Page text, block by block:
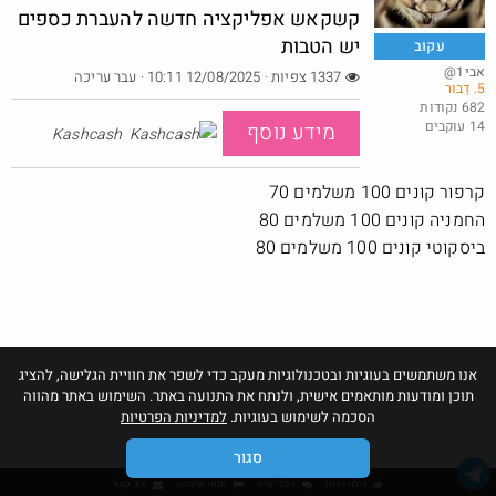
Shodan 5$ Lifetime למהירים
$5.0
@Ronen1n
·
אנו משתמשים בעוגיות ובטכנולוגיות מעקב כדי לשפר את חוויית הגלישה, להציג
תוכן ומודעות מותאמים אישית, ולנתח את התנועה באתר. השימוש באתר מהווה
הסכמה לשימוש בעוגיות. למדיניות הפרטיות
סגור
עקוב
@אבי1
5. דַבּוּר
682 נקודות
14 עוקבים
קשקאש אפליקציה חדשה להעברת כספים
יש הטבות
· עבר עריכה
מידע נוסף
קרפור קונים 100 משלמים 70
החמניה קונים 100 משלמים 80
ביסקוטי קונים 100 משלמים 80